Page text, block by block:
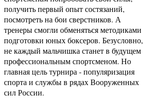
получить первый опыт состязаний,
посмотреть на бои сверстников. А
тренеры смогли обменяться методиками
подготовки юных боксеров. Безусловно,
не каждый мальчишка станет в будущем
профессиональным спортсменом. Но
главная цель турнира - популяризация
спорта и службы в рядах Вооруженных
сил России.